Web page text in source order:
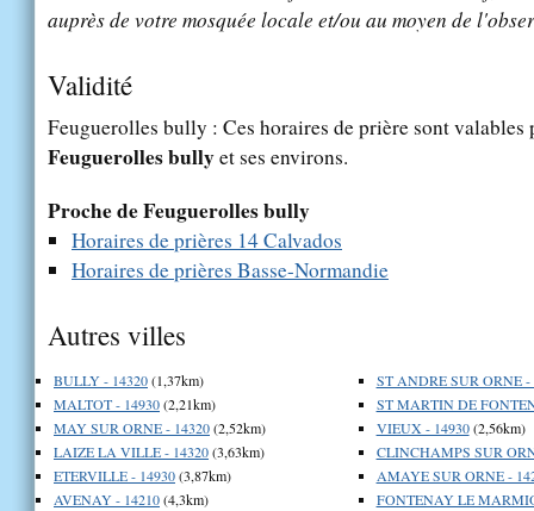
auprès de votre mosquée locale et/ou au moyen de
Validité
Feuguerolles bully : Ces horaires de prière sont
Feuguerolles bullyet ses environs.
Proche de Feuguerolles bully
Horaires de prières 14 Calvados
Horaires de prières Basse-Normandie
Autres villes
BULLY - 14320(1,37km)
MALTOT - 14930(2,21km)
MAY SUR ORNE - 14320(2,52km)
LAIZE LA VILLE - 14320(3,63km)
ETERVILLE - 14930(3,87km)
AVENAY - 14210(4,3km)
ST ANDRE SUR ORNE -
ST MARTIN DE
VIEUX - 14930(2,56km)
CLINCHAMPS SUR
AMAYE SUR ORNE -
FONTENAY LE